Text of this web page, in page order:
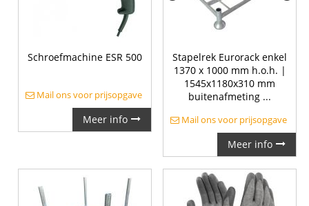
Schroefmachine ESR 500
Mail ons voor prijsopgave
Meer info
Stapelrek Eurorack enkel
1370 x 1000 mm h.o.h. |
1545x1180x310 mm
buitenafmeting ...
Mail ons voor prijsopgave
Meer info